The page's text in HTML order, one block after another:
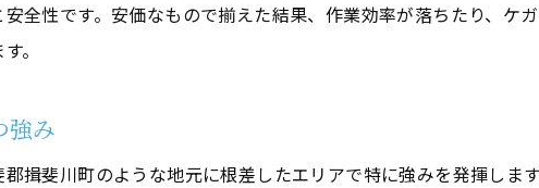
全性です。安価なもので揃えた結果、作業効率が落ちたり、ケ
。
強み
揖斐川町のような地元に根差したエリアで特に強みを発揮しま